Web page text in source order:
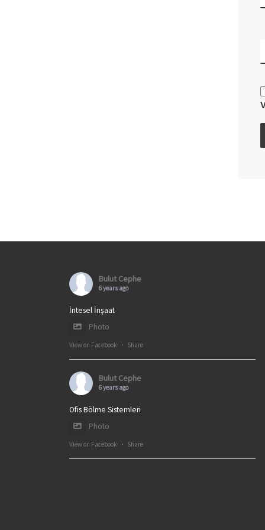
Bulut Cephe
6 years ago
İntesel İnşaat
Photo
View on Facebook · Share
Bulut Cephe
6 years ago
Ofis Bölme Sistemleri
Photo
View on Facebook · Share